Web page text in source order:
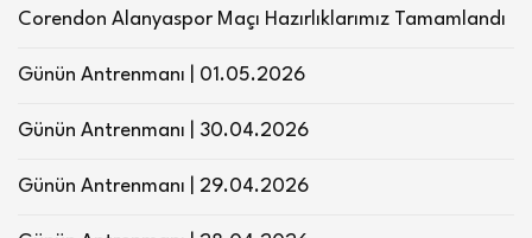
Corendon Alanyaspor Maçı Hazırlıklarımız Tamamlandı
Günün Antrenmanı | 01.05.2026
Günün Antrenmanı | 30.04.2026
Günün Antrenmanı | 29.04.2026